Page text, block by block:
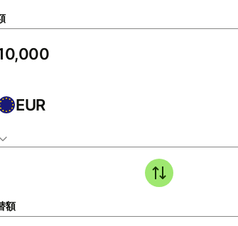
EUR
額